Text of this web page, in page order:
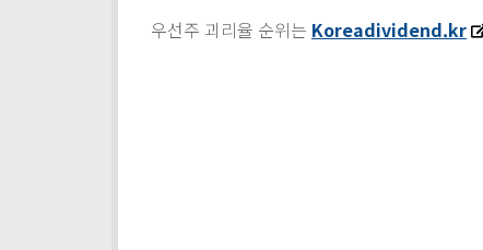
우선주 괴리율 순위는 Koreadividend.kr